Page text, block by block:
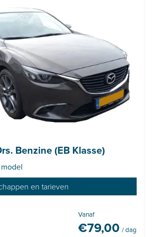
Benzine (EB Klasse)
en tarieven
Vanaf
€79,00 / dag